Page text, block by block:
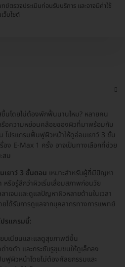
ตรวจประเมินก่อนรับบริการ และอาจมีค่าใช้
ว็บไซต์
นโดยไม่ต้องพักฟื้นนานไหม? หลายคน
รือความหย่อนคล้อยของผิวที่มาพร้อมกับ
โปรแกรมฟื้นฟูผิวหน้าให้ดูอ่อนเยาว์ 3 ขั้น
ง E-Max 1 ครั้ง อาจเป็นทางเลือกที่ช่วย
สม
เยาว์ 3 ขั้นตอน เหมาะสำหรับผู้ที่มีปัญหา
หรือรู้สึกว่าผิวเริ่มเสื่อมสภาพก่อนวัย
าเจนและดูแลปัญหาผิวหลายด้านในเวลา
ด้รับการดูแลจากบุคลากรทางการแพทย์
รแกรมนี้:
บเนียนและแลดูสุขภาพดีขึ้น
างดำ และกระชับรูขุมขนให้ดูเล็กลง
ฟูผิวหน้าโดยไม่ต้องศัลยกรรมและ